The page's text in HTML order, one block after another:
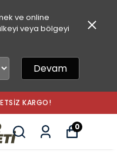
ve online
veya bölgeyi
Devam
KARGO!
0